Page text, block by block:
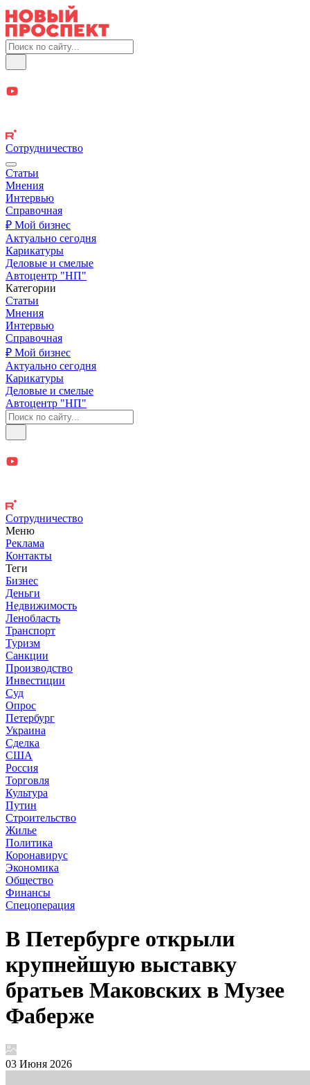
Сотрудничество
Статьи
Мнения
Интервью
Справочная
₽ Мой бизнес
Актуально сегодня
Карикатуры
Деловые и смелые
Автоцентр "НП"
Категории
Статьи
Мнения
Интервью
Справочная
₽ Мой бизнес
Актуально сегодня
Карикатуры
Деловые и смелые
Автоцентр "НП"
Сотрудничество
Меню
Реклама
Контакты
Теги
Бизнес
Деньги
Недвижимость
Ленобласть
Транспорт
Туризм
Санкции
Производство
Инвестиции
Суд
Опрос
Петербург
Украина
Сделка
США
Россия
Торговля
Культура
Путин
Строительство
Жилье
Политика
Коронавирус
Экономика
Общество
Финансы
Спецоперация
В Петербурге открыли
крупнейшую выставку
братьев Маковских в Музее
Фаберже
03 Июня 2026